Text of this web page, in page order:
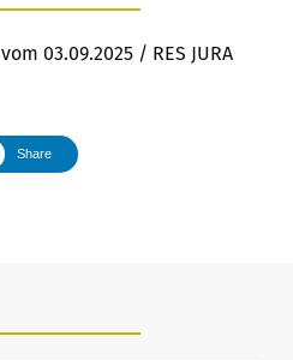
03.09.2025 / RES JURA
Share